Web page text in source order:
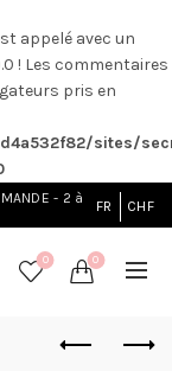
appelé avec un
! Les commentaires
pris en
sites/
- 2 à
FR CHF
0 0